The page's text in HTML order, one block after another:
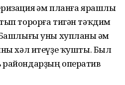
һәм планға ярашлы
торорға тигән тәҡдим
уны хупланы һәм
хәл итеүҙе ҡушты. Был
оператив